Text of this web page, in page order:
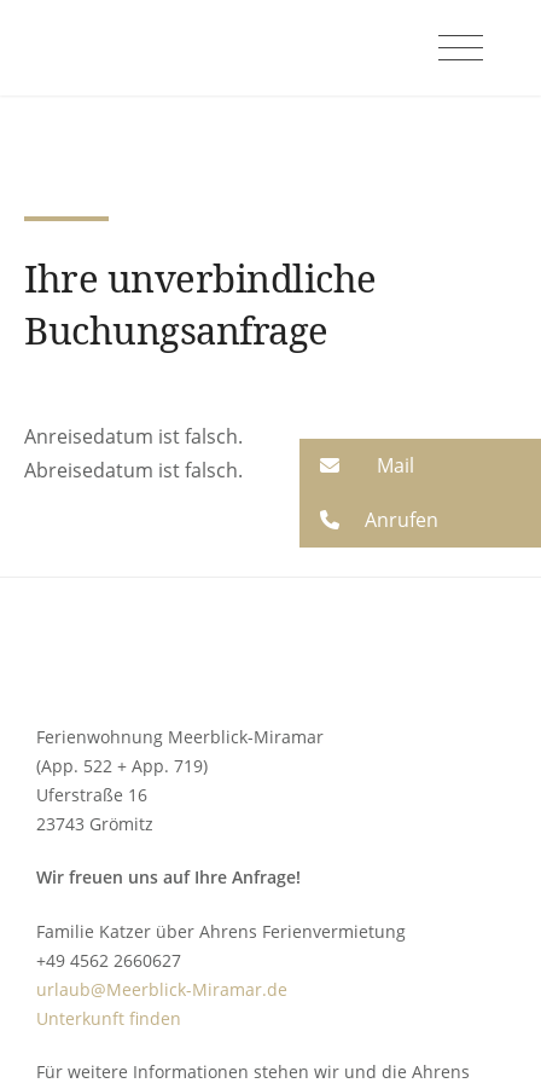
Ihre unverbindliche
Buchungsanfrage
Anreisedatum ist falsch.
Abreisedatum ist falsch.
Ferienwohnung Meerblick-Miramar
(App. 522 + App. 719)
Uferstraße 16
23743 Grömitz
Wir freuen uns auf Ihre Anfrage!
Familie Katzer über Ahrens Ferienvermietung
+49 4562 2660627
urlaub@Meerblick-Miramar.de
Unterkunft finden
Für weitere Informationen stehen wir und die Ahrens
Mail
Anrufen